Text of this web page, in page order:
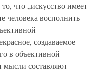
что „искусство имеет
человека восполнить
создаваемое
в объективной
мысли составляют